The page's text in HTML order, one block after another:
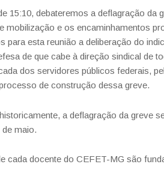
15:10, debateremos a deflagração
mobilização e os encaminhamentos
para esta reunião a deliberação do
de que cabe à direção sindical de
dos servidores públicos federais,
de construção dessa greve.
a deflagração da greve
maio.
cada docente do CEFET-MG são